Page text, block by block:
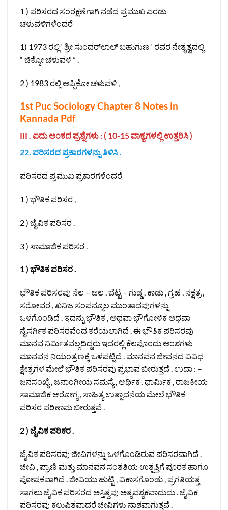
1 ) ಪರಿಸರದ ಸಂರಕ್ಷಣೆಗಾಗಿ ನಡೆದ ಪ್ರಮುಖ ಎರಡು
ಚಳುವಳಿಗಳೆಂದರೆ
1) 1973 ರಲ್ಲಿ ‘ ಶ್ರೀ ಸುಂದರ್‌ಲಾಲ್ ಬಹುಗುಣ ‘ ರವರ ನೇತೃತ್ವದಲ್ಲಿ
“ ಚಿಕ್ಕೋ ಚಳುವಳಿ ” .
2 ) 1983 ರಲ್ಲಿ ಅಪ್ಪಿಕೋ ಚಳುವಳಿ ,
1st Puc Sociology Chapter 8 Notes in
Kannada Pdf
III . ಐದು ಅಂಕದ ಪ್ರಶ್ನೆಗಳು : ( 10-15 ವಾಕ್ಯಗಳಲ್ಲಿ ಉತ್ತರಿಸಿ )
22. ಪರಿಸರದ ಪ್ರಕಾರಗಳನ್ನು ತಿಳಿಸಿ .
ಪರಿಸರದ ಪ್ರಮುಖ ಪ್ರಕಾರಗಳೆಂದರೆ
1 ) ಭೌತಿಕ ಪರಿಸರ ,
2 ) ಜೈವಿಕ ಪರಿಸರ .
3 ) ಸಾಮಾಜಿಕ ಪರಿಸರ .
1 ) ಭೌತಿಕ ಪರಿಸರ .
ಭೌತಿಕ ಪರಿಸರವು ನೆಲ – ಜಲ , ಬೆಟ್ಟ – ಗುಡ್ಡ , ಕಾಡು , ಗ್ರಹ , ನಕ್ಷತ್ರ ,
ಸರೋವರ , ಖನಿಜ ಸಂಪನ್ಮೂಲ ಮುಂತಾದವುಗಳನ್ನು
ಒಳಗೊಂಡಿದೆ . ಇದನ್ನು ಭೌತಿಕ , ಅಥವಾ ಭೌಗೋಳಿಕ ಅಥವಾ
ನೈಸರ್ಗಿಕ ಪರಿಸರವೆಂದ ಕರೆಯಲಾಗಿದೆ . ಈ ಭೌತಿಕ ಪರಿಸರವು
ಮಾನವ ನಿರ್ಮಿತವಲ್ಲದಿದ್ದರು ಇದರಲ್ಲಿ ಕೆಲವೊಂದು ಅಂಶಗಳು
ಮಾನವನ ನಿಯಂತ್ರಣಕ್ಕೆ ಒಳಪಟ್ಟಿದೆ . ಮಾನವನ ಜೀವನದ ವಿವಿಧ
ಕ್ಷೇತ್ರಗಳ ಮೇಲೆ ಭೌತಿಕ ಪರಿಸರವು ಪ್ರಭಾವ ಬೀರುತ್ತದೆ . ಉದಾ : –
ಜನಸಂಖ್ಯೆ , ಜನಾಂಗೀಯ ಸಮಸ್ಯೆ , ಆರ್ಥಿಕ , ಧಾರ್ಮಿಕ , ರಾಜಕೀಯ
ಸಾಮಾಜಿಕ ಆರೋಗ್ಯ , ಸಾಹಿತ್ಯ ಉತ್ಪಾದನೆಯ ಮೇಲೆ ಭೌತಿಕ
ಪರಿಸರ ಪರಿಣಾಮ ಬೀರುತ್ತವೆ .
2 ) ಜೈವಿಕ ಪರಿಕರ .
ಜೈವಿಕ ಪರಿಸರವು ಜೀವಿಗಳನ್ನು ಒಳಗೊಂಡಿರುವ ಪರಿಸರವಾಗಿದೆ .
ಜೀವಿ , ಪ್ರಾಣಿ ಮತ್ತು ಮಾನವನ ಸಂತತಿಯ ಉತ್ಪತ್ತಿಗೆ ಪೂರಕ ಹಾಗೂ
ಪೋಷಕವಾಗಿದೆ . ಜೀವಿಯು ಹುಟ್ಟಿ , ವಿಕಾಸಗೊಂಡು , ಪ್ರಗತಿಯತ್ತ
ಸಾಗಲು ಜೈವಿಕ ಪರಿಸರದ ಅಸ್ತಿತ್ವವು ಅತ್ಯವಶ್ಯಕವಾದುದು . ಜೈವಿಕ
ಪರಿಸರವು ಕಲುಷಿತವಾದರೆ ಜೀವಿಗಳು ನಾಶವಾಗುತ್ತವೆ .